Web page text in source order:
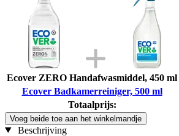
Ecover ZERO Handafwasmiddel, 450 ml
Ecover Badkamerreiniger, 500 ml
Totaalprijs:
Voeg beide toe aan het winkelmandje
Beschrijving